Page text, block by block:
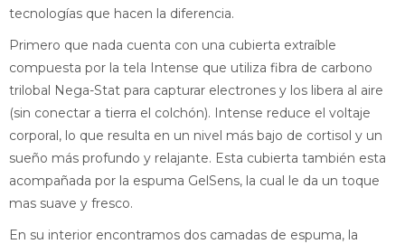
tecnologías que hacen la diferencia.
Primero que nada cuenta con una cubierta extraíble
compuesta por la tela Intense que utiliza fibra de carbono
trilobal Nega-Stat para capturar electrones y los libera al aire
(sin conectar a tierra el colchón). Intense reduce el voltaje
corporal, lo que resulta en un nivel más bajo de cortisol y un
sueño más profundo y relajante. Esta cubierta también esta
acompañada por la espuma GelSens, la cual le da un toque
mas suave y fresco.
En su interior encontramos dos camadas de espuma, la